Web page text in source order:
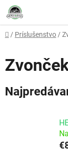
Prejsť na obsah
Domov
/ Príslušenstvo /